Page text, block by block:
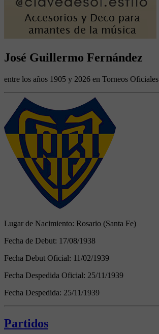
José Guillermo Fernández
entre los años 1905 y 2026 en Torneos Oficiales
Lugar de Nacimiento: Rosario (Santa Fe)
Fecha de Debut: 17/08/1938
Fecha Debut Oficial: 11/02/1939
Fecha Despedida Oficial: 25/11/1939
Fecha Despedida: 25/11/1939
Partidos